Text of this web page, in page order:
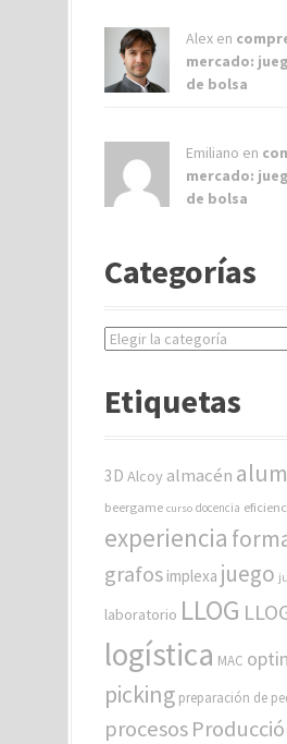
Alex en
mercado:
de bolsa
Emiliano en
mercado:
de bolsa
Categorías
C
e
r
s
Etiquetas
3D Alcoy almacén
beergame curso docencia
experiencia
grafos implexa juego
laboratorio LLOG
logística MAC
picking preparación de
procesos